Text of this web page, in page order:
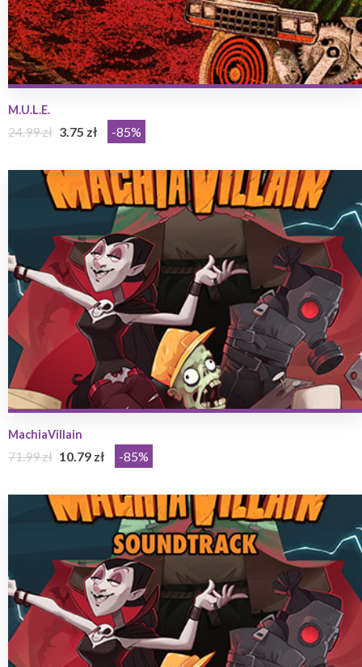
M.U.L.E.
24.99 zł 3.75 zł -85%
MachiaVillain
71.99 zł 10.79 zł -85%